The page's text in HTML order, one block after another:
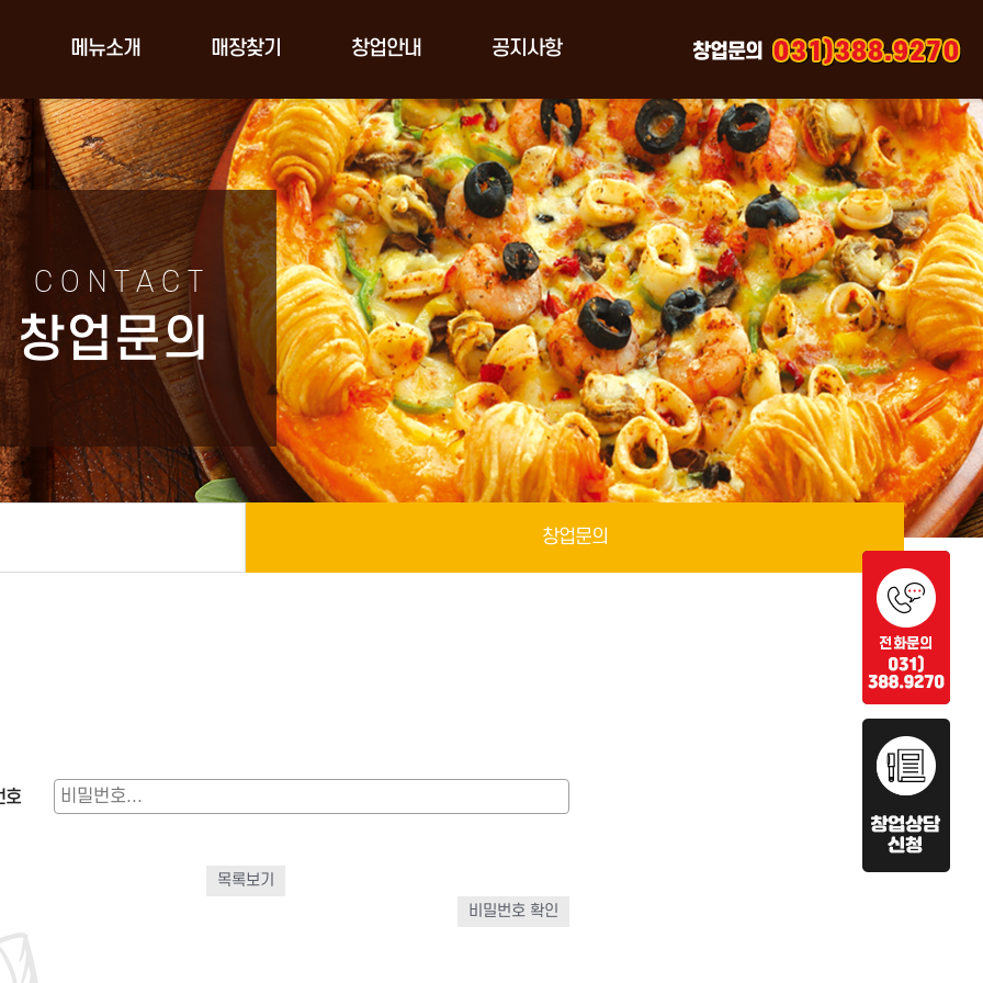
메뉴소개 매장찾기 창업안내 공지사항 창업문의
CONTACT
창업문의
창업문의
호
목록보기
비밀번호 확인